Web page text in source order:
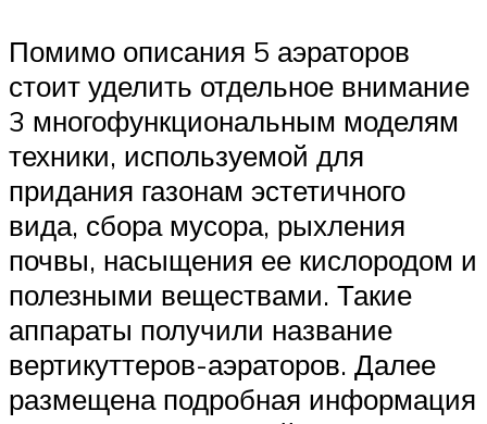
Помимо описания 5 аэраторов
стоит уделить отдельное внимание
3 многофункциональным моделям
техники, используемой для
придания газонам эстетичного
вида, сбора мусора, рыхления
почвы, насыщения ее кислородом и
полезными веществами. Такие
аппараты получили название
вертикуттеров-аэраторов. Далее
размещена подробная информация